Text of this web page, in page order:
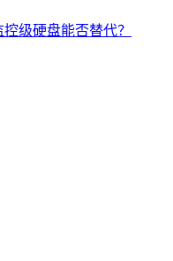
级硬盘能否替代？